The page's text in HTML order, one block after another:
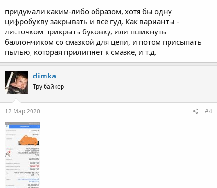
придумали каким-либо образом, хотя бы одну
цифробукву закрывать и всё гуд. Как варианты -
листочком прикрыть буковку, или пшикнуть
баллончиком со смазкой для цепи, и потом присыпать
пылью, которая прилипнет к смазке, и т.д.
dimka
Тру байкер
12 Мар 2020 #4